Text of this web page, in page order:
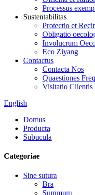
Processus
Sustentabilitas
Protectio et
Obligatio
Involucrum
Eco Ziyang
Contactus
Contacta Nos
Quaestiones
Visitatio Clientis
English
Domus
Producta
Subucula
Categoriae
Sine sutura
Bra
Summum